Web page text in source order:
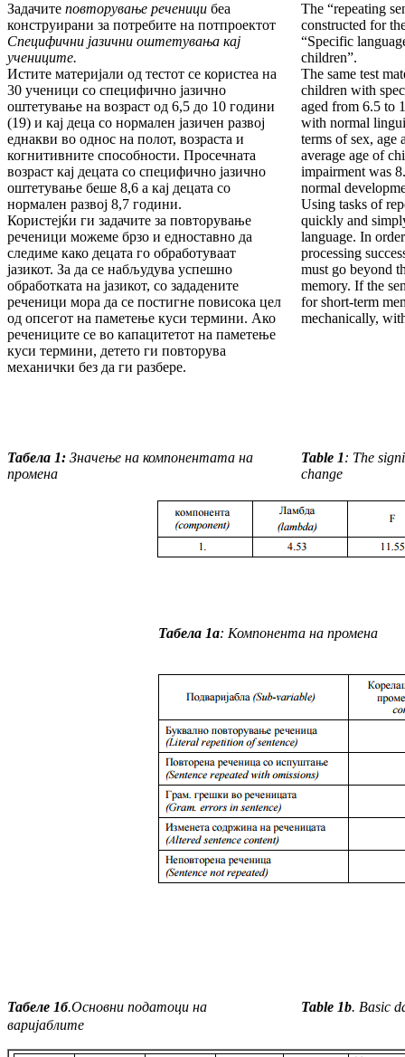
Задачите повторување реченици беа
конструи­ра­ни за потребите на потпроектот
Специфични јазични оштетувања кај
учениците.
Истите материјали од тестот се користеа на
30 ученици со специфично јазично
оштетување на возраст од 6,5 до 10 години
(19) и кај деца со нормален јазичен развој
еднакви во од­нос на полот, возраста и
когнитивните способ­нос­ти. Просечната
возраст кај децата со специ­фич­но јазично
оштетување беше 8,6 а кај деца­та со
нормален развој 8,7 години.
Користејќи ги задачите за повторување
речени­ци можеме брзо и едноставно да
следиме како де­цата го обработуваат
јазикот. За да се набљу­ду­ва успешно
обработката на јазикот, со зада­де­ните
реченици мора да се постигне повисока цел
од опсегот на паметење куси термини. Ако
речениците се во капацитетот на паметење
куси термини, детето ги повторува
механички без да ги разбере.
The “repeating
constructed for
“Specific
children”.
The same test
children with
aged from 6.5 to
with normal
terms of sex, age
aver­age age of
impair­ment was
normal
Using tasks of
quickly and
language. In
processing
must go beyond
memory. If the
for short-term
mechanically,
Табела 1: Значење на компонентата на
промена
Table 1: The
change
Табела 1а: Компонента на промена
Табеле 1б.Основни податоци на
варијаблите
Table 1b. Basic